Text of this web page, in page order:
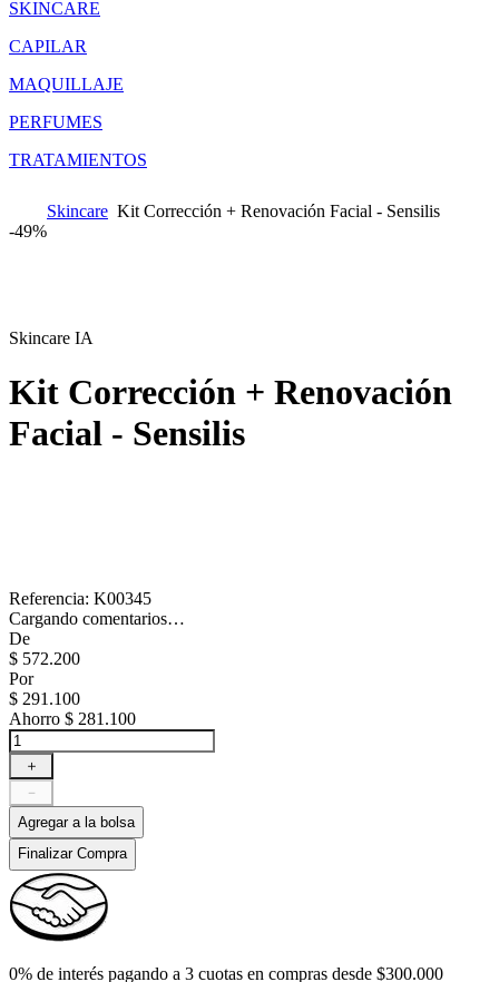
SKINCARE
CAPILAR
MAQUILLAJE
PERFUMES
TRATAMIENTOS
Skincare Kit Corrección + Renovación Facial - Sensilis
-49%
Skincare IA
Kit Corrección + Renovación
Facial - Sensilis
Referencia: K00345
Cargando comentarios…
De
$ 572.200
Por
$ 291.100
Ahorro $ 281.100
＋
－
Agregar a la bolsa
Finalizar Compra
0% de interés pagando a 3 cuotas en compras desde $300.000